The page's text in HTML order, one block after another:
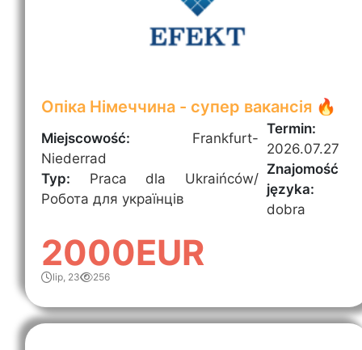
Опіка Німеччина - супер вакансія 🔥
Miejscowość:
Frankfurt-
Niederrad
Typ:
Praca dla Ukraińców/
Робота для українців
Termin:
2026.07.27
Znajomość
języka:
dobra
2000EUR
lip, 23 256